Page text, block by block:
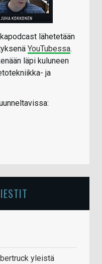
lähetetään
YouTubessa.
läpi kuluneen
ja
yleistä